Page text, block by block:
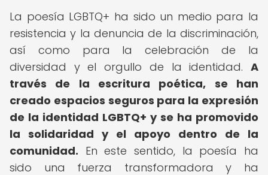
La poesía LGBTQ+ ha sido un medio para la
resistencia y la denuncia de la discriminación,
así como para la celebración de la
diversidad y el orgullo de la identidad. A
través de la escritura poética, se han
creado espacios seguros para la expresión
de la identidad LGBTQ+ y se ha promovido
la solidaridad y el apoyo dentro de la
comunidad. En este sentido, la poesía ha
sido una fuerza transformadora y ha